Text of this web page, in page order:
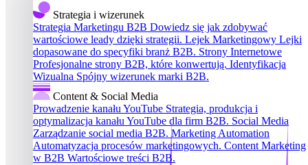
Strategia i wizerunek
Strategia Marketingu B2B Dowiedz się jak zdobywać
wartościowe leady dzięki strategii. Lejek Marketingowy Lejki
dopasowane do specyfiki branż B2B. Strony Internetowe
Profesjonalne strony B2B, które konwertują. Identyfikacja
Wizualna Spójny wizerunek marki B2B.
Content & Social Media
Prowadzenie kanału YouTube Strategia, produkcja i
optymalizacja kanału YouTube dla firm B2B. Social Media
Zarządzanie social media B2B.Marketing Automation
Automatyzacja procesów marketingowych. Content Marketing
w B2B Wartościowe treści B2B.